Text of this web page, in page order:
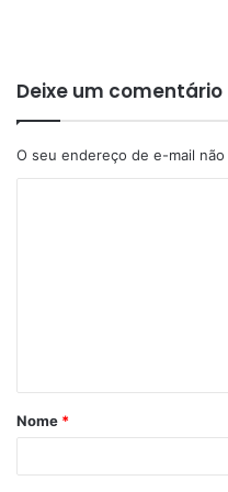
Deixe um comentário
O seu endereço de e-mail
Nome *